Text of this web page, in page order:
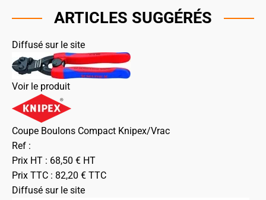
ARTICLES SUGGÉRÉS
Diffusé sur le site
Voir le produit
Coupe Boulons Compact Knipex/Vrac
Ref :
Prix HT : 68,50 € HT
Prix TTC : 82,20 € TTC
Diffusé sur le site